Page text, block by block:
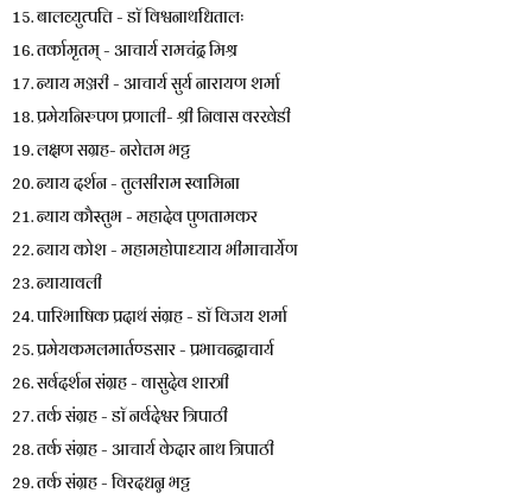
15. बालव्युत्पत्ति - डाॅ विश्वनाथधितालः
16. तर्कामृतम् - आचार्य रामचंद्र मिश्र
17. न्याय मञ्जरी - आचार्य सुर्य नारायण शर्मा
18. प्रमेयनिरुपण प्रणाली- श्री निवास वरखेडी
19. लक्षण सग्रह- नरोत्तम भट्ट
20. न्याय दर्शन - तुलसीराम स्वामिना
21. न्याय कौस्तुभ - महादेव पुणतामकर
22. न्याय कोश - महामहोपाध्याय भीमाचार्येण
23. न्यायावली
24. पारिभाषिक प्रदाथ॔ संग्रह - डाॅ विजय शर्मा
25. प्रमेयकमलमार्तण्डसार - प्रभाचन्द्राचार्य
26. सर्वदर्शन संग्रह - वासुदेव शास्त्री
27. तर्क संग्रह - डाॅ नर्वदेश्वर त्रिपाठी
28. तर्क संग्रह - आचार्य केदार नाथ त्रिपाठी
29. तर्क संग्रह - विरदधन्न भट्ट